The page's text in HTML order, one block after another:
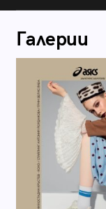
Галерии